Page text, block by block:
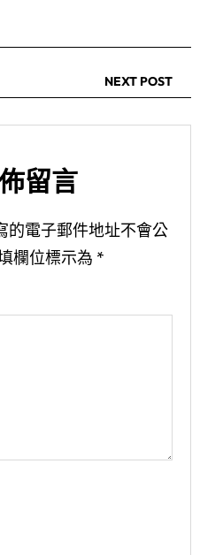
NEXT POST
留言
的電子郵件地址不會公
欄位標示為 *